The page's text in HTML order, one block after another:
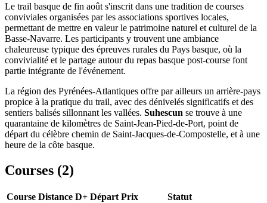
Le trail basque de fin août s'inscrit dans une tradition de courses
conviviales organisées par les associations sportives locales,
permettant de mettre en valeur le patrimoine naturel et culturel de la
Basse-Navarre. Les participants y trouvent une ambiance
chaleureuse typique des épreuves rurales du Pays basque, où la
convivialité et le partage autour du repas basque post-course font
partie intégrante de l'événement.
La région des Pyrénées-Atlantiques offre par ailleurs un arrière-pays
propice à la pratique du trail, avec des dénivelés significatifs et des
sentiers balisés sillonnant les vallées. Suhescun se trouve à une
quarantaine de kilomètres de Saint-Jean-Pied-de-Port, point de
départ du célèbre chemin de Saint-Jacques-de-Compostelle, et à une
heure de la côte basque.
Courses (2)
Course Distance D+ Départ Prix
Statut